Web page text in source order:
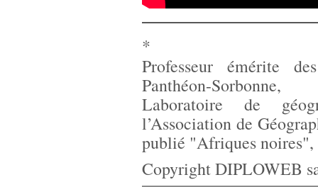
*
Professeur émérite
Panthéon-Sorbonne,
Laboratoire de
l’Association de
publié "Afriques
Copyright DIPLOWEB